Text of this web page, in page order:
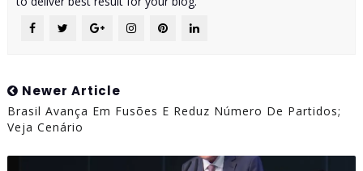
Newer Article
Brasil Avança Em Fusões E Reduz Número De Partidos;
Veja Cenário